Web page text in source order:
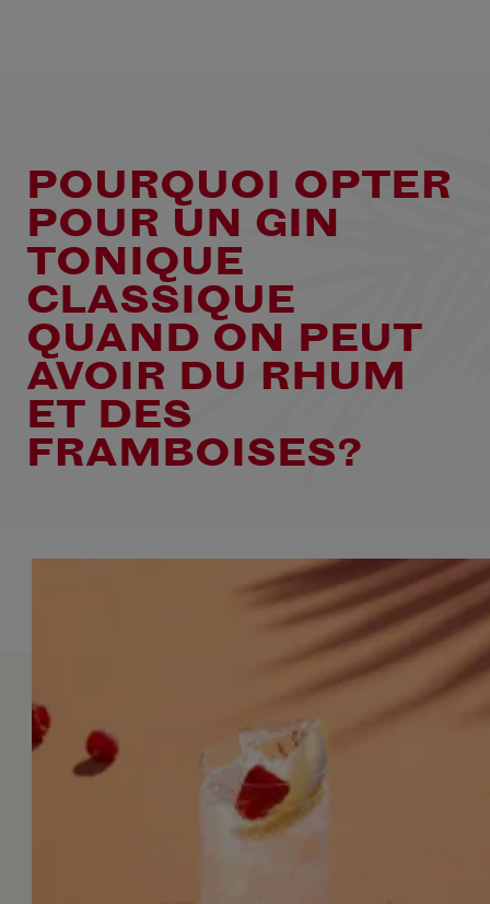
POURQUOI OPTER
POUR UN GIN
TONIQUE
CLASSIQUE
QUAND ON PEUT
AVOIR DU RHUM
ET DES
FRAMBOISES?